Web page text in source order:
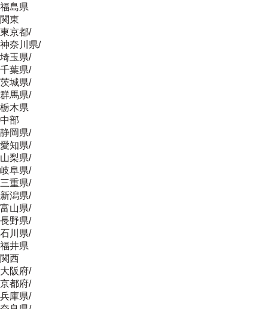
福島県
関東
東京都/
神奈川県/
埼玉県/
千葉県/
茨城県/
群馬県/
栃木県
中部
静岡県/
愛知県/
山梨県/
岐阜県/
三重県/
新潟県/
富山県/
長野県/
石川県/
福井県
関西
大阪府/
京都府/
兵庫県/